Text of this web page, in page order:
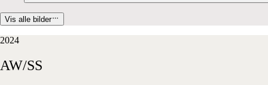
Vis alle bilder
2024
AW/SS